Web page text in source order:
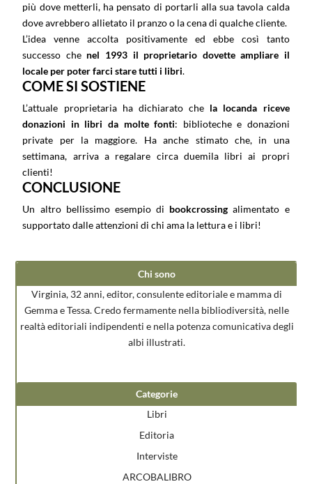
più dove metterli, ha pensato di portarli alla sua tavola calda
dove avrebbero allietato il pranzo o la cena di qualche cliente.
L’idea venne accolta positivamente ed ebbe così tanto
successo che nel 1993 il proprietario dovette ampliare il
locale per poter farci stare tutti i libri.
COME SI SOSTIENE
L’attuale proprietaria ha dichiarato che la locanda riceve
donazioni in libri da molte fonti: biblioteche e donazioni
private per la maggiore. Ha anche stimato che, in una
settimana, arriva a regalare circa duemila libri ai propri
clienti!
CONCLUSIONE
Un altro bellissimo esempio di bookcrossing alimentato e
supportato dalle attenzioni di chi ama la lettura e i libri!
Chi sono
Virginia, 32 anni, editor, consulente editoriale e mamma di
Gemma e Tessa. Credo fermamente nella bibliodiversità, nelle
realtà editoriali indipendenti e nella potenza comunicativa degli
albi illustrati.
Categorie
Libri
Editoria
Interviste
ARCOBALIBRO